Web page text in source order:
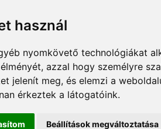
használ
nyomkövető technológiákat
azzal hogy személyre
jelenít meg, és elemzi a
érkeztek a látogatóink.
Beállítások megváltoztatása